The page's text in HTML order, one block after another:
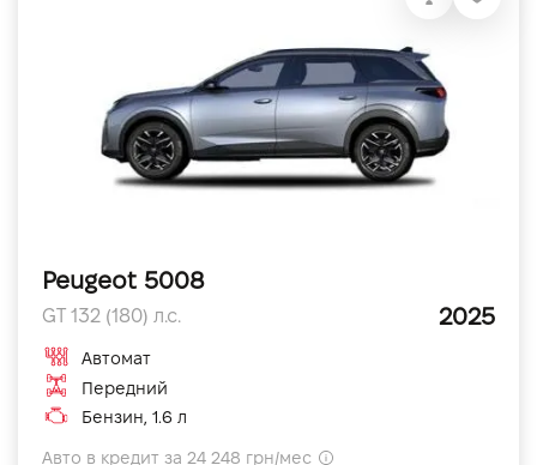
Peugeot 5008
GT 132 (180) л.с. 2025
Автомат
Передний
Бензин, 1.6 л
Авто в кредит за 24 248 грн/мес